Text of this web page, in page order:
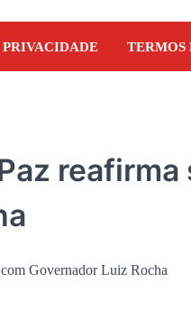
TERMOS